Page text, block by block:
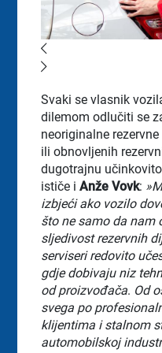
Svaki se vlasnik
dilemom odlučiti se
neoriginalne
ili obnovljenih
dugotrajnu
ističe iAnže Vovk:
izbjeći ako vozilo
što ne samo da nam
sljedivost rezervnih
serviseri redovito
gdje dobivaju niz
od proizvođača. Od
svega po
klijentima i stalnom
automobilskoj